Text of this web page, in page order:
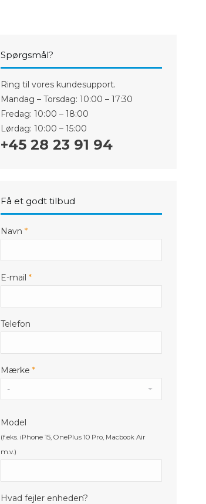
Spørgsmål?
Ring til vores kundesupport.
Mandag – Torsdag: 10:00 – 17:30
Fredag: 10:00 – 18:00
Lørdag: 10:00 – 15:00
+45 28 23 91 94
Få et godt tilbud
Navn *
E-mail *
Telefon
Mærke *
Model
(f.eks. iPhone 15, OnePlus 10 Pro, Macbook Air
m.v.)
Hvad fejler enheden?